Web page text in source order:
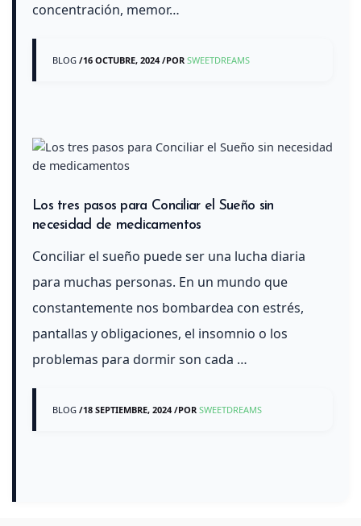
concentración, memor…
BLOG /16 OCTUBRE, 2024/POR SWEETDREAMS
Los tres pasos para Conciliar el Sueño sin
necesidad de medicamentos
Conciliar el sueño puede ser una lucha diaria
para muchas personas. En un mundo que
constantemente nos bombardea con estrés,
pantallas y obligaciones, el insomnio o los
problemas para dormir son cada …
BLOG /18 SEPTIEMBRE, 2024/POR SWEETDREAMS